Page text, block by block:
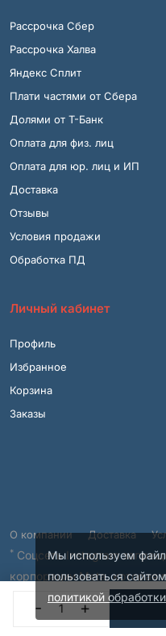
- +
Рассрочка Сбер
Рассрочка Халва
Яндекс Сплит
Плати частями от Сбера
Долями от Т-Банк
Оплата для физ. лиц
Оплата для юр. лиц и ИП
Доставка
Отзывы
Условия продажи
Обработка ПД
Личный кабинет
Профиль
Избранное
Корзина
Заказы
О компании Доставка
* Соцсеть Instagram
корпорации Meta, которая
© 2001 – 2026,
Мы используем
пользоваться
политикой